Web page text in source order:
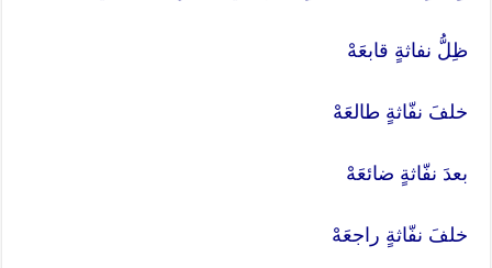
ظِلُّ نفاثةٍ قابعَهْ
خلفَ نفّاثةٍ طالعَهْ
بعدَ نفّاثةٍ ضائعَهْ
خلفَ نفّاثةٍ راجعَهْ